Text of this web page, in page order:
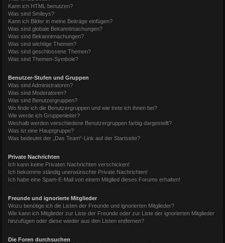
Kann ich HTML benutzen?
Was sind Smileys?
Kann ich Bilder in meine Beiträge einfügen?
Was sind globale Bekanntmachungen?
Was sind Bekanntmachungen?
Was sind wichtige Themen?
Was sind geschlossene Themen?
Was sind Themen-Symbole?
Benutzer-Stufen und Gruppen
Was sind Administratoren?
Was sind Moderatoren?
Was sind Benutzergruppen?
Wo finde ich die Benutzergruppen und wie trete ich ihnen bei?
Wie werde ich Gruppenleiter?
Weshalb werden verschiedene Benutzergruppen farbig dargestellt?
Was ist eine Hauptgruppe?
Was bedeutet der „Das Team“-Link auf der Startseite?
Private Nachrichten
Ich kann keine Privaten Nachrichten verschicken!
Ich bekomme ständig unerwünschte Private Nachrichten!
Ich habe eine Spam-E-Mail von einem Mitglied dieses Forums erhalten!
Freunde und ignorierte Mitglieder
Wozu benötige ich die Listen der Freunde und ignorierten Mitglieder?
Wie kann ich Mitglieder zur Liste der Freunde oder zur Liste der ignorierten Mitglieder
hinzufügen oder diese wieder aus den Listen entfernen?
Die Foren durchsuchen